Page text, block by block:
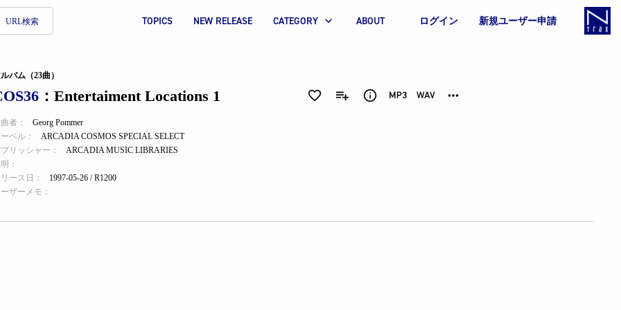
URL検索 TOPICS NEW RELEASE CATEGORY ABOUT ログイン 新規ユーザー申請
バム（23曲）
：Entertaiment Locations 1
者：
Georg Pommer
ベル：
ARCADIA COSMOS SPECIAL SELECT
リッシャー：
ARCADIA MUSIC LIBRARIES
：
ース日：
1997-05-26 / R1200
ザーメモ：